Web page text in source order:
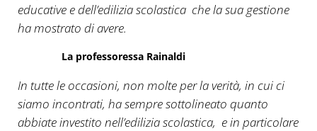
educative e dell’edilizia scolastica che la sua gestione
ha mostrato di avere.
La professoressa Rainaldi
In tutte le occasioni, non molte per la verità, in cui ci
siamo incontrati, ha sempre sottolineato quanto
abbiate investito nell’edilizia scolastica, e in particolare